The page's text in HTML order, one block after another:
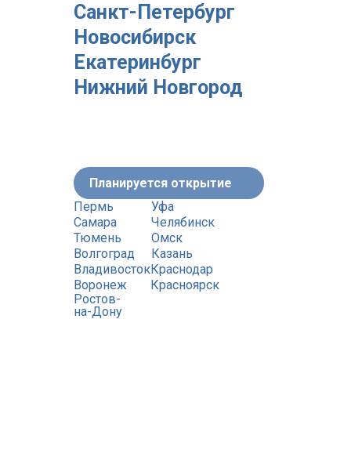
Планируется открытие
Пермь
Самара
Тюмень
Волгоград
Уфа
Челябинск
Омск
Казань
Владивосток
Воронеж
Ростов-
на-Дону
Краснодар
Красноярск
Санкт-Петербург
Новосибирск
Екатеринбург
Нижний Новгород